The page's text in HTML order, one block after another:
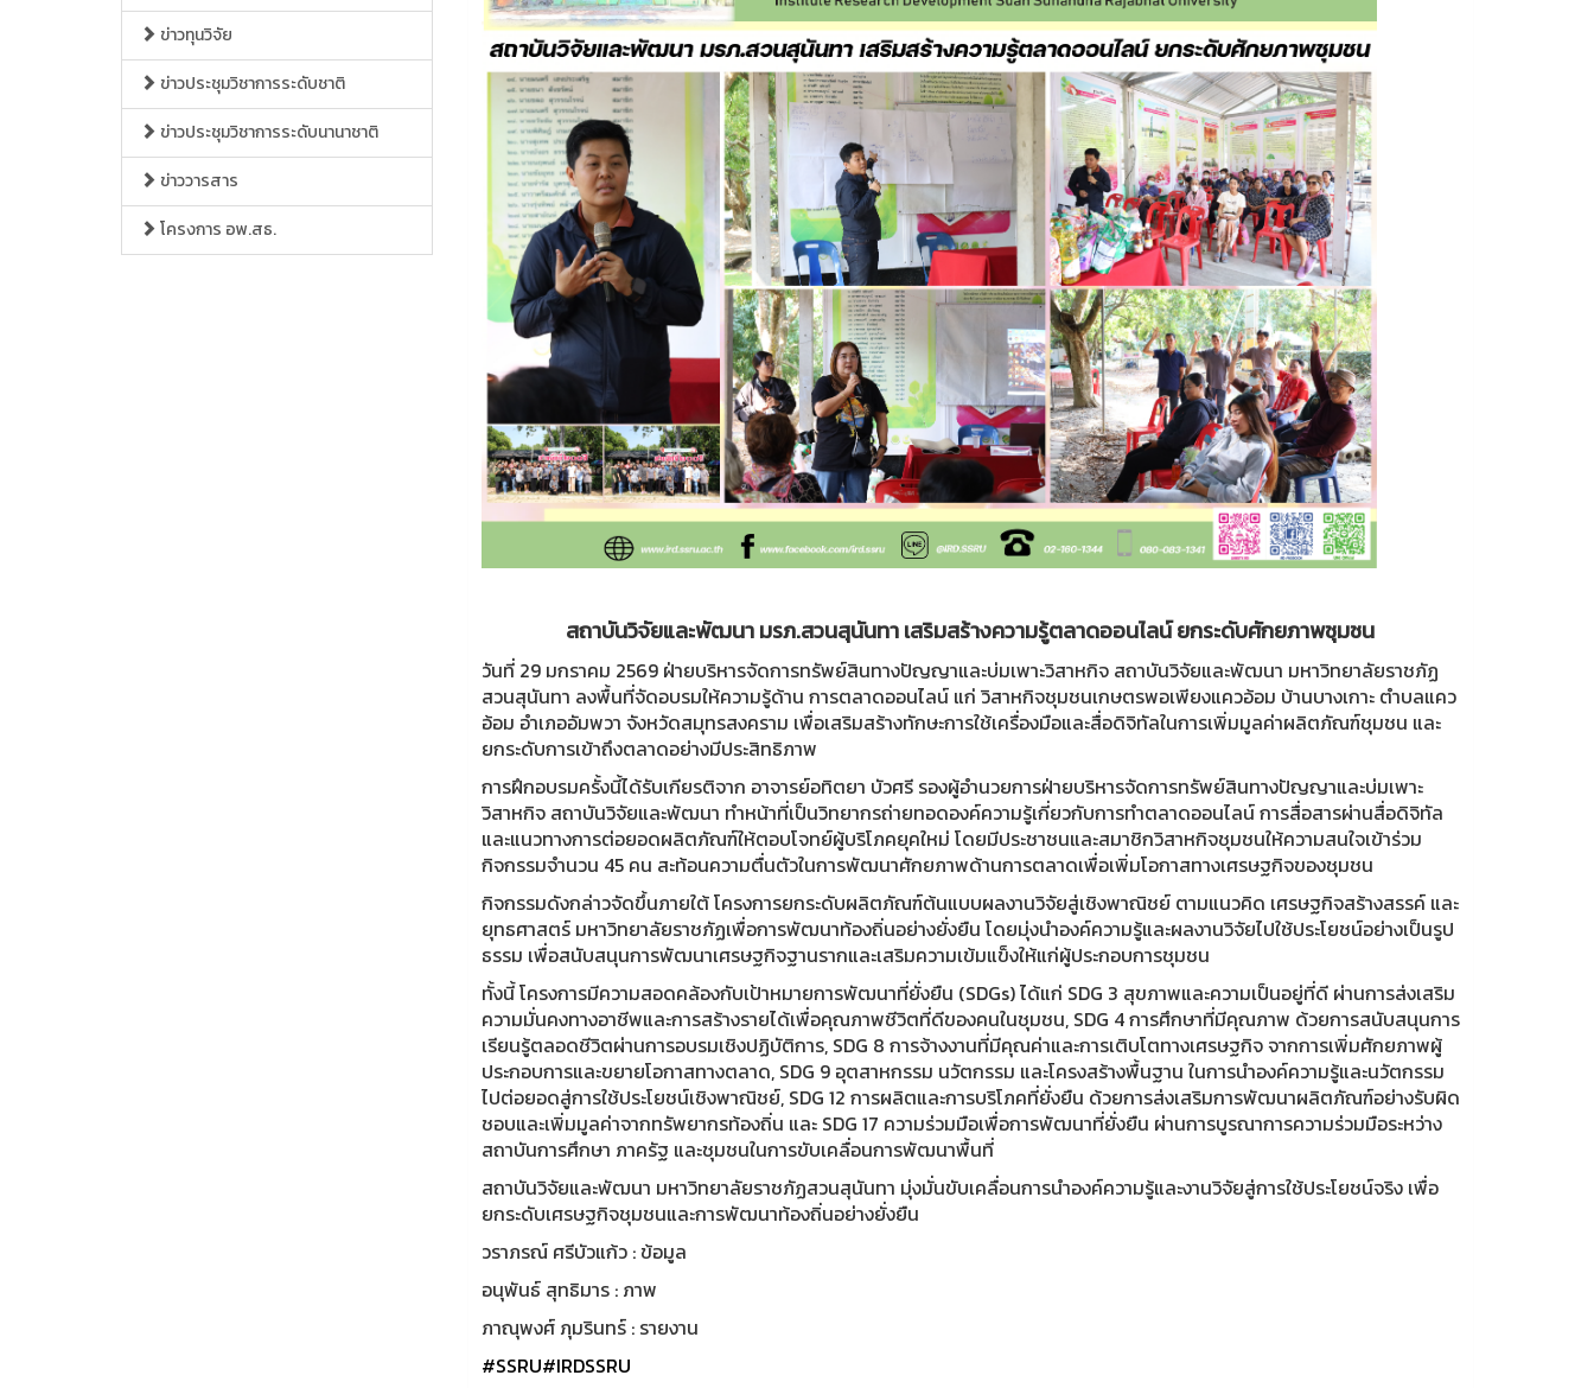
ข่าวทุนวิจัย
ข่าวประชุมวิชาการระดับชาติ
ข่าวประชุมวิชาการระดับนานาชาติ
ข่าววารสาร
โครงการ อพ.สธ.
สถาบันวิจัยและพัฒนา มรภ.สวนสุนันทา เสริมสร้างความรู้ตลาดออนไลน์ ยกระดับศักยภาพชุมชน
วันที่ 29 มกราคม 2569 ฝ่ายบริหารจัดการทรัพย์สินทางปัญญาและบ่มเพาะวิสาหกิจ สถาบันวิจัยและพัฒนา มหาวิทยาลัยราชภัฏ
สวนสุนันทา ลงพื้นที่จัดอบรมให้ความรู้ด้าน การตลาดออนไลน์ แก่ วิสาหกิจชุมชนเกษตรพอเพียงแควอ้อม บ้านบางเกาะ ตำบลแคว
อ้อม อำเภออัมพวา จังหวัดสมุทรสงคราม เพื่อเสริมสร้างทักษะการใช้เครื่องมือและสื่อดิจิทัลในการเพิ่มมูลค่าผลิตภัณฑ์ชุมชน และ
ยกระดับการเข้าถึงตลาดอย่างมีประสิทธิภาพ
การฝึกอบรมครั้งนี้ได้รับเกียรติจาก อาจารย์อทิตยา บัวศรี รองผู้อำนวยการฝ่ายบริหารจัดการทรัพย์สินทางปัญญาและบ่มเพาะ
วิสาหกิจ สถาบันวิจัยและพัฒนา ทำหน้าที่เป็นวิทยากรถ่ายทอดองค์ความรู้เกี่ยวกับการทำตลาดออนไลน์ การสื่อสารผ่านสื่อดิจิทัล
และแนวทางการต่อยอดผลิตภัณฑ์ให้ตอบโจทย์ผู้บริโภคยุคใหม่ โดยมีประชาชนและสมาชิกวิสาหกิจชุมชนให้ความสนใจเข้าร่วม
กิจกรรมจำนวน 45 คน สะท้อนความตื่นตัวในการพัฒนาศักยภาพด้านการตลาดเพื่อเพิ่มโอกาสทางเศรษฐกิจของชุมชน
กิจกรรมดังกล่าวจัดขึ้นภายใต้ โครงการยกระดับผลิตภัณฑ์ต้นแบบผลงานวิจัยสู่เชิงพาณิชย์ ตามแนวคิด เศรษฐกิจสร้างสรรค์ และ
ยุทธศาสตร์ มหาวิทยาลัยราชภัฏเพื่อการพัฒนาท้องถิ่นอย่างยั่งยืน โดยมุ่งนำองค์ความรู้และผลงานวิจัยไปใช้ประโยชน์อย่างเป็นรูป
ธรรม เพื่อสนับสนุนการพัฒนาเศรษฐกิจฐานรากและเสริมความเข้มแข็งให้แก่ผู้ประกอบการชุมชน
ทั้งนี้ โครงการมีความสอดคล้องกับเป้าหมายการพัฒนาที่ยั่งยืน (SDGs) ได้แก่ SDG 3 สุขภาพและความเป็นอยู่ที่ดี ผ่านการส่งเสริม
ความมั่นคงทางอาชีพและการสร้างรายได้เพื่อคุณภาพชีวิตที่ดีของคนในชุมชน, SDG 4 การศึกษาที่มีคุณภาพ ด้วยการสนับสนุนการ
เรียนรู้ตลอดชีวิตผ่านการอบรมเชิงปฏิบัติการ, SDG 8 การจ้างงานที่มีคุณค่าและการเติบโตทางเศรษฐกิจ จากการเพิ่มศักยภาพผู้
ประกอบการและขยายโอกาสทางตลาด, SDG 9 อุตสาหกรรม นวัตกรรม และโครงสร้างพื้นฐาน ในการนำองค์ความรู้และนวัตกรรม
ไปต่อยอดสู่การใช้ประโยชน์เชิงพาณิชย์, SDG 12 การผลิตและการบริโภคที่ยั่งยืน ด้วยการส่งเสริมการพัฒนาผลิตภัณฑ์อย่างรับผิด
ชอบและเพิ่มมูลค่าจากทรัพยากรท้องถิ่น และ SDG 17 ความร่วมมือเพื่อการพัฒนาที่ยั่งยืน ผ่านการบูรณาการความร่วมมือระหว่าง
สถาบันการศึกษา ภาครัฐ และชุมชนในการขับเคลื่อนการพัฒนาพื้นที่
สถาบันวิจัยและพัฒนา มหาวิทยาลัยราชภัฏสวนสุนันทา มุ่งมั่นขับเคลื่อนการนำองค์ความรู้และงานวิจัยสู่การใช้ประโยชน์จริง เพื่อ
ยกระดับเศรษฐกิจชุมชนและการพัฒนาท้องถิ่นอย่างยั่งยืน
วราภรณ์ ศรีบัวแก้ว : ข้อมูล
อนุพันธ์ สุทธิมาร : ภาพ
ภาณุพงศ์ ภุมรินทร์ : รายงาน
#SSRU#IRDSSRU